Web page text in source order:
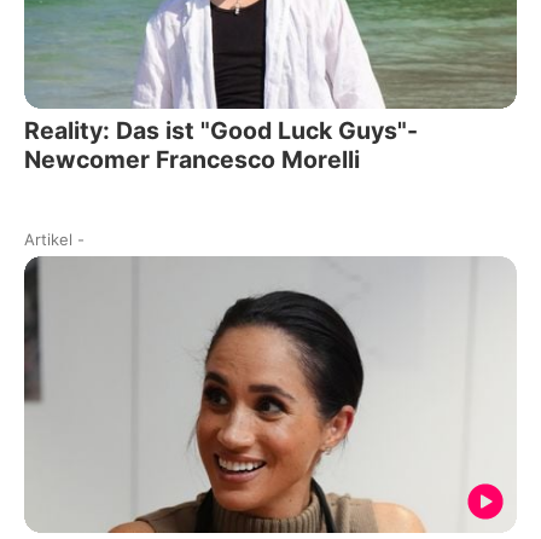
Reality: Das ist "Good Luck Guys"-
Newcomer Francesco Morelli
Artikel -